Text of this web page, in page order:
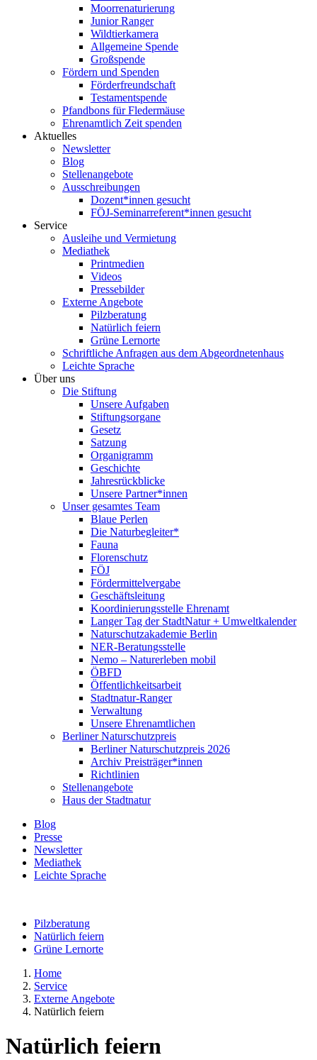
Moorrenaturierung
Junior Ranger
Wildtierkamera
Allgemeine Spende
Großspende
Fördern und Spenden
Förderfreundschaft
Testamentspende
Pfandbons für Fledermäuse
Ehrenamtlich Zeit spenden
Aktuelles
Newsletter
Blog
Stellenangebote
Ausschreibungen
Dozent*innen gesucht
FÖJ-Seminarreferent*innen gesucht
Service
Ausleihe und Vermietung
Mediathek
Printmedien
Videos
Pressebilder
Externe Angebote
Pilzberatung
Natürlich feiern
Grüne Lernorte
Schriftliche Anfragen aus dem Abgeordnetenhaus
Leichte Sprache
Über uns
Die Stiftung
Unsere Aufgaben
Stiftungsorgane
Gesetz
Satzung
Organigramm
Geschichte
Jahresrückblicke
Unsere Partner*innen
Unser gesamtes Team
Blaue Perlen
Die Naturbegleiter*
Fauna
Florenschutz
FÖJ
Fördermittelvergabe
Geschäftsleitung
Koordinierungsstelle Ehrenamt
Langer Tag der StadtNatur + Umweltkalender
Naturschutzakademie Berlin
NER-Beratungsstelle
Nemo – Naturerleben mobil
ÖBFD
Öffentlichkeitsarbeit
Stadtnatur-Ranger
Verwaltung
Unsere Ehrenamtlichen
Berliner Naturschutzpreis
Berliner Naturschutzpreis 2026
Archiv Preisträger*innen
Richtlinien
Stellenangebote
Haus der Stadtnatur
Blog
Presse
Newsletter
Mediathek
Leichte Sprache
Pilzberatung
Natürlich feiern
Grüne Lernorte
Home
Service
Externe Angebote
Natürlich feiern
Natürlich feiern